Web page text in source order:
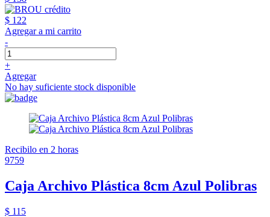
$ 122
Agregar a mi carrito
-
+
Agregar
No hay suficiente stock disponible
Recibilo en 2 horas
9759
Caja Archivo Plástica 8cm Azul Polibras
$ 115